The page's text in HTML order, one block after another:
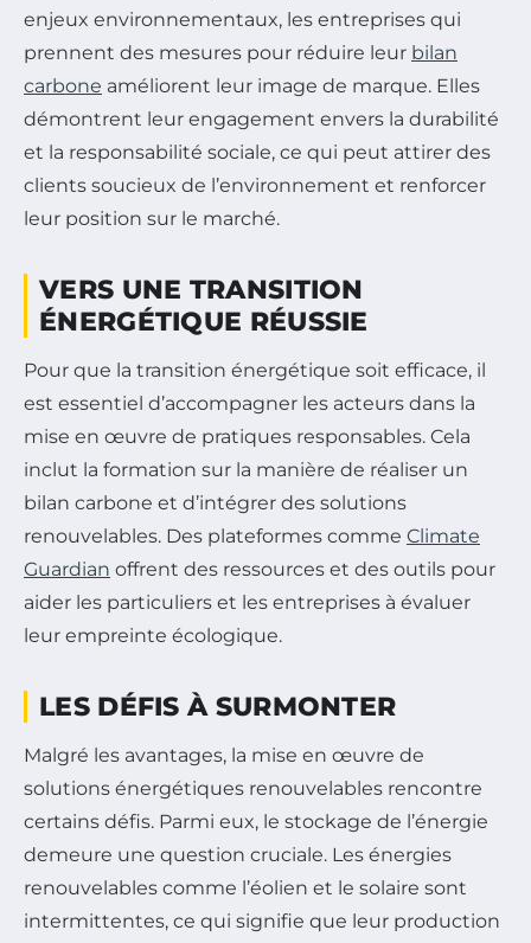
enjeux environnementaux, les entreprises qui
prennent des mesures pour réduire leur bilan
carbone améliorent leur image de marque. Elles
démontrent leur engagement envers la durabilité
et la responsabilité sociale, ce qui peut attirer des
clients soucieux de l’environnement et renforcer
leur position sur le marché.
VERS UNE TRANSITION
ÉNERGÉTIQUE RÉUSSIE
Pour que la transition énergétique soit efficace, il
est essentiel d’accompagner les acteurs dans la
mise en œuvre de pratiques responsables. Cela
inclut la formation sur la manière de réaliser un
bilan carbone et d’intégrer des solutions
renouvelables. Des plateformes comme Climate
Guardian offrent des ressources et des outils pour
aider les particuliers et les entreprises à évaluer
leur empreinte écologique.
LES DÉFIS À SURMONTER
Malgré les avantages, la mise en œuvre de
solutions énergétiques renouvelables rencontre
certains défis. Parmi eux, le stockage de l’énergie
demeure une question cruciale. Les énergies
renouvelables comme l’éolien et le solaire sont
intermittentes, ce qui signifie que leur production